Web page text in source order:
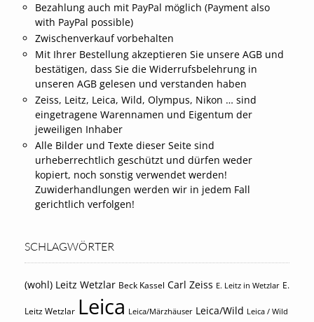
Bezahlung auch mit PayPal möglich (Payment also
with PayPal possible)
Zwischenverkauf vorbehalten
Mit Ihrer Bestellung akzeptieren Sie unsere AGB und
bestätigen, dass Sie die Widerrufsbelehrung in
unseren AGB gelesen und verstanden haben
Zeiss, Leitz, Leica, Wild, Olympus, Nikon … sind
eingetragene Warennamen und Eigentum der
jeweiligen Inhaber
Alle Bilder und Texte dieser Seite sind
urheberrechtlich geschützt und dürfen weder
kopiert, noch sonstig verwendet werden!
Zuwiderhandlungen werden wir in jedem Fall
gerichtlich verfolgen!
SCHLAGWÖRTER
(wohl) Leitz Wetzlar Beck Kassel Carl Zeiss E. Leitz in Wetzlar E.
Leitz Wetzlar Leica Leica/Märzhäuser Leica/Wild Leica / Wild